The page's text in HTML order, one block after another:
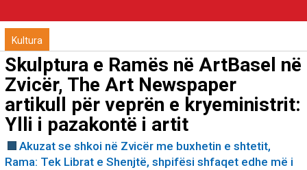
Kultura
Skulptura e Ramës në ArtBasel në
Zvicër, The Art Newspaper
artikull për veprën e kryeministrit:
Ylli i pazakontë i artit
Akuzat se shkoi në Zvicër me buxhetin e shtetit,
Rama: Tek Librat e Shenjtë, shpifësi shfaqet edhe më i